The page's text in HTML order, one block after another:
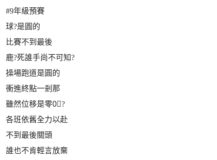
#9年級預賽
球?是圓的
比賽不到最後
鹿?死誰手尚不可知?
操場跑道是圓的
衝進終點一剎那
雖然位移是零0⃣️?
各班依舊全力以赴
不到最後關頭
誰也不肯輕言放棄